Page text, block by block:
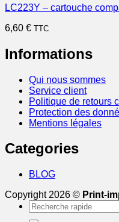
LC223Y – cartouche
6,60 € TTC
Informations
Qui nous sommes
Service client
Politique de retours
Protection des
Mentions légales
Categories
BLOG
Copyright 2026 © Print-
Recherche
pour :